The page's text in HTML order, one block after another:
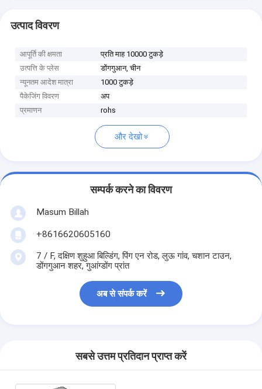
उत्पाद विवरण
आपूर्ति की क्षमता
प्रति माह 10000 टुकड़े
उत्पत्ति के प्लेस
डोंगगुआन, चीन
न्यूनतम आदेश मात्रा
1000 टुकड़े
पैकेजिंग विवरण
अप
प्रमाणन
rohs
और देखो
सम्पर्क करने का विवरण
Masum Billah
+8616620605160
7 / F, दक्षिण शुहुआ बिल्डिंग, पिंग एन रोड, लुऊ गांव, चशान टाउन,
डोंगगुआन शहर, गुआंग्डोंग प्रांत
अब से संपर्क करें
सबसे उत्तम प्रतिदान प्राप्त करें